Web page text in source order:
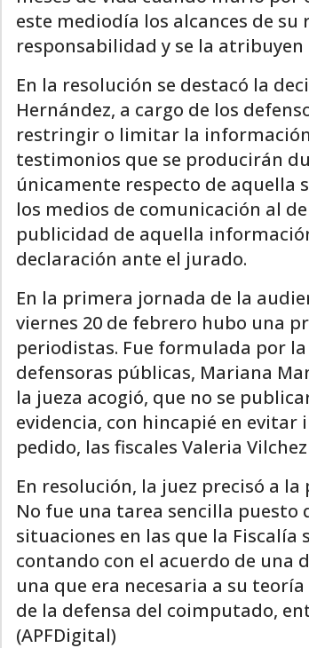
este mediodía los alcances de su
responsabilidad y se la
En la resolución se destacó la
Hernández, a cargo de los
restringir o limitar la
testimonios que se producirán
únicamente respecto de aquella
los medios de comunicación al
publicidad de aquella
declaración ante el jurado.
En la primera jornada de la
viernes 20 de febrero hubo una
periodistas. Fue formulada por
defensoras públicas, Mariana
la jueza acogió, que no se
evidencia, con hincapié en
pedido, las fiscales Valeria
En resolución, la juez precisó a
No fue una tarea sencilla
situaciones en las que la Fiscalía
contando con el acuerdo de una
una que era necesaria a su
de la defensa del coimputado,
(APFDigital)